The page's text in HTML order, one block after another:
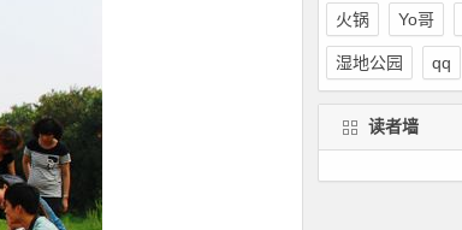
火锅 Yo哥
湿地公园 qq
读者墙